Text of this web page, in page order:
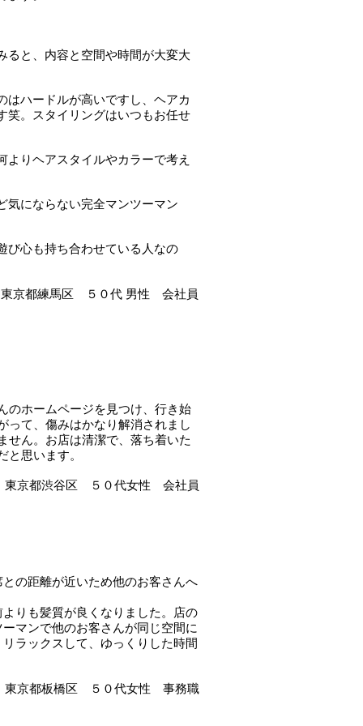
ると、内容と空間や時間が大変大
はハードルが高いですし、ヘアカ
笑。スタイリングはいつもお任せ
りヘアスタイルやカラーで考え
気にならない完全マンツーマン
び心も持ち合わせている人なの
東京都練馬区 ５０代 男性 会社員
のホームページを見つけ、行き始
って、傷みはかなり解消されまし
せん。お店は清潔で、落ち着いた
思います。
京都渋谷区 ５０代女性 会社員
の距離が近いため他のお客さんへ
りも髪質が良くなりました。店の
マンで他のお客さんが同じ空間に
ラックスして、ゆっくりした時間
京都板橋区 ５０代女性 事務職